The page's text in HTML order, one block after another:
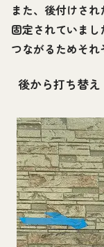
また、後付けさ
固定されていま
つながるためそれ
後から打ち替え